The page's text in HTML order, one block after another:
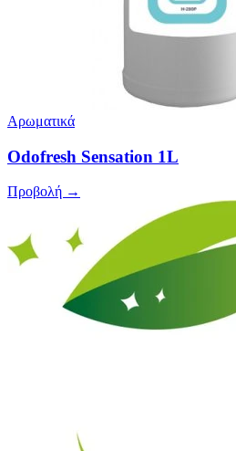
Αρωματικά
Odofresh Sensation 1L
Προβολή →